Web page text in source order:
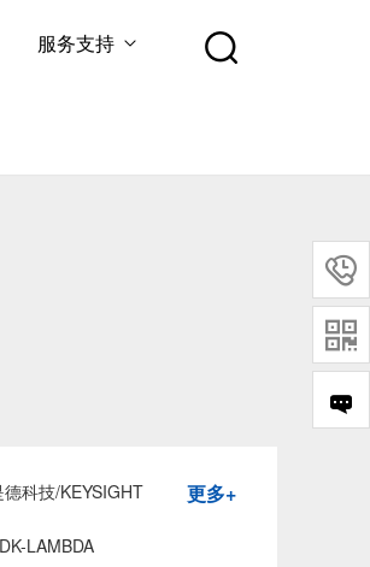
服务支持
德科技/KEYSIGHT
LAMBDA
更多+

